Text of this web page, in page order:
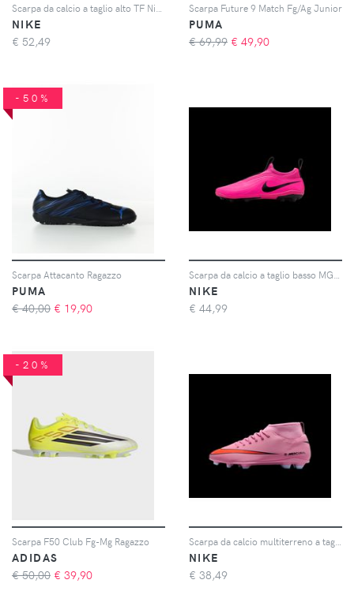
NIKE
€ 52,49
Scarpa Future 9 Match Fg/Ag Junior
PUMA
€ 69,99 € 49,90
-50%
Scarpa Attacanto Ragazzo
PUMA
€ 40,00 € 19,90
NIKE
€ 44,99
-20%
Scarpa F50 Club Fg-Mg Ragazzo
ADIDAS
€ 50,00 € 39,90
NIKE
€ 38,49